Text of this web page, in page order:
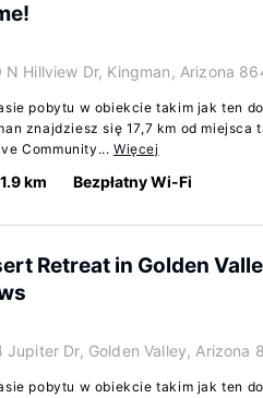
N Hillview Dr, Kingman, Arizona
pobytu w obiekcie takim jak ten
znajdziesz się 17,7 km od miejsca
Community... Więcej
km Bezpłatny Wi-Fi
Retreat in Golden
Jupiter Dr, Golden Valley, Arizona
pobytu w obiekcie takim jak ten